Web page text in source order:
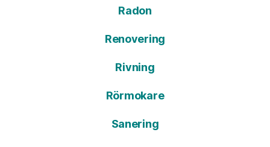
Radon
Renovering
Rivning
Rörmokare
Sanering